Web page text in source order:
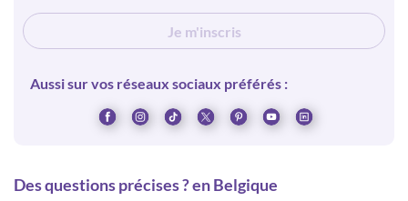
Je m'inscris
Aussi sur vos réseaux sociaux préférés :
Des questions précises ? en Belgique